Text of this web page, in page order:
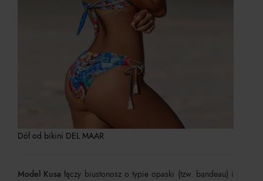
Dół od bikini DEL MAAR
Model Kusa łączy biustonosz o typie opaski (tzw. bandeau) i